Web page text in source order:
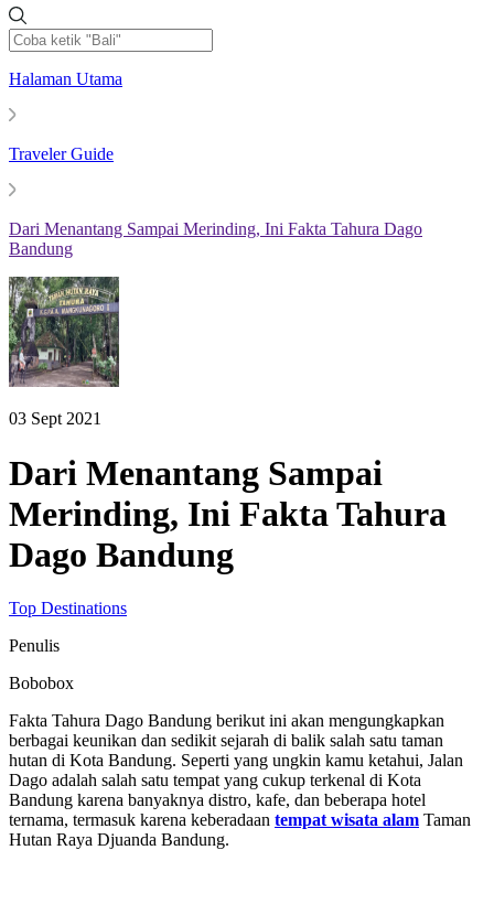
Halaman Utama
Traveler Guide
Dari Menantang Sampai Merinding, Ini Fakta Tahura Dago
Bandung
03 Sept 2021
Dari Menantang Sampai
Merinding, Ini Fakta Tahura
Dago Bandung
Top Destinations
Penulis
Bobobox
Fakta Tahura Dago Bandung berikut ini akan mengungkapkan
berbagai keunikan dan sedikit sejarah di balik salah satu taman
hutan di Kota Bandung. Seperti yang ungkin kamu ketahui, Jalan
Dago adalah salah satu tempat yang cukup terkenal di Kota
Bandung karena banyaknya distro, kafe, dan beberapa hotel
ternama, termasuk karena keberadaan tempat wisata alam Taman
Hutan Raya Djuanda Bandung.